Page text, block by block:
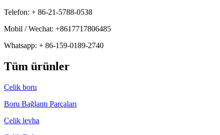
Telefon: + 86-21-5788-0538
Mobil / Wechat: +8617717806485
Whatsapp: + 86-159-0189-2740
Tüm ürünler
Çelik boru
Boru Bağlantı Parçaları
Çelik levha